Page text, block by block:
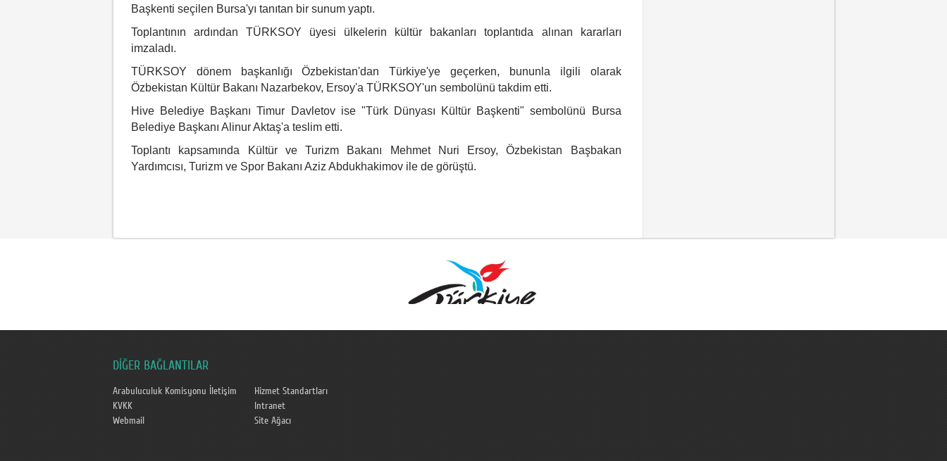
Başkenti seçilen Bursa'yı tanıtan bir sunum yaptı.
Toplantının ardından TÜRKSOY üyesi ülkelerin kültür bakanları toplantıda alınan kararları
imzaladı.
TÜRKSOY dönem başkanlığı Özbekistan'dan Türkiye'ye geçerken, bununla ilgili olarak
Özbekistan Kültür Bakanı Nazarbekov, Ersoy'a TÜRKSOY'un sembolünü takdim etti.
Hive Belediye Başkanı Timur Davletov ise "Türk Dünyası Kültür Başkenti" sembolünü Bursa
Belediye Başkanı Alinur Aktaş'a teslim etti.
Toplantı kapsamında Kültür ve Turizm Bakanı Mehmet Nuri Ersoy, Özbekistan Başbakan
Yardımcısı, Turizm ve Spor Bakanı Aziz Abdukhakimov ile de görüştü.
DİĞER BAĞLANTILAR
Arabuluculuk Komisyonu İletişim
Hizmet Standartları
KVKK
Intranet
Webmail
Site Ağacı